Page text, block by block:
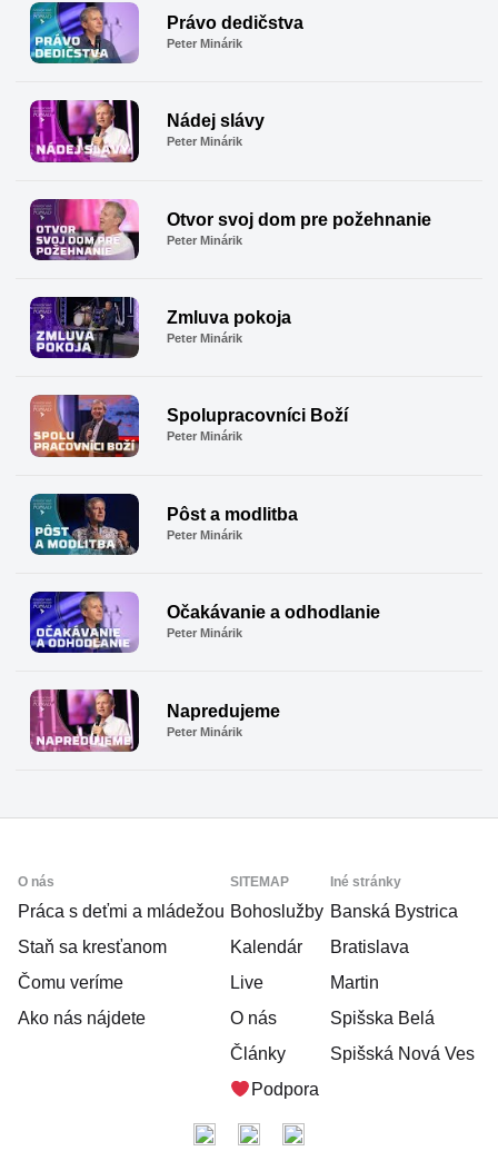
Právo dedičstva
Peter Minárik
Nádej slávy
Peter Minárik
Otvor svoj dom pre požehnanie
Peter Minárik
Zmluva pokoja
Peter Minárik
Spolupracovníci Boží
Peter Minárik
Pôst a modlitba
Peter Minárik
Očakávanie a odhodlanie
Peter Minárik
Napredujeme
Peter Minárik
O nás
Práca s deťmi a mládežou
Staň sa kresťanom
Čomu veríme
Ako nás nájdete
SITEMAP
Bohoslužby
Kalendár
Live
O nás
Články
Podpora
Iné stránky
Banská Bystrica
Bratislava
Martin
Spišska Belá
Spišská Nová Ves